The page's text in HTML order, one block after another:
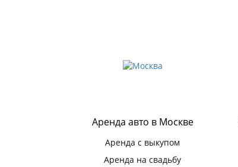
Аренда авто в Москве
Аренда с выкупом
Аренда на свадьбу